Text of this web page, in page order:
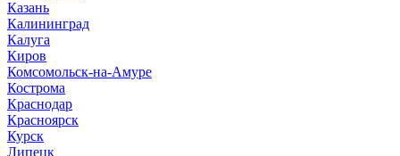
Казань
Калининград
Калуга
Киров
Комсомольск-на-Амуре
Кострома
Краснодар
Красноярск
Курск
Липецк